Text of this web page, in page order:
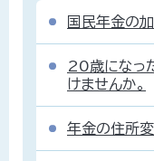
国民年金の
20歳になっ
けませんか。
年金の住所